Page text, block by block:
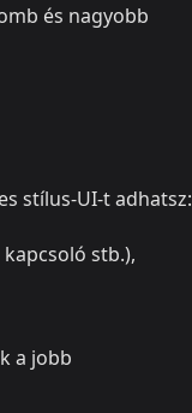
és nagyobb
stílus-UI-t adhatsz:
stb.),
a jobb